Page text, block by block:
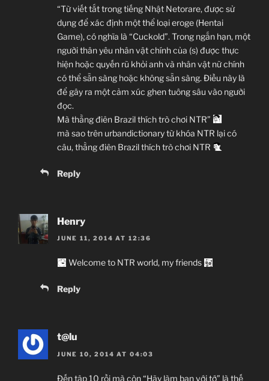
Nữ Sinh Lãng Quên Một Tuần Ký Ức.
“Từ viết tắt trong tiếng Nhật Netorare, được sử
dụng để xác định một thể loại eroge (Hentai
Game), có nghĩa là “Cuckold”. Trong ngắn hạn, một
người thân yêu nhân vật chính của (s) được thực
hiện hoặc quyến rũ khỏi anh và nhân vật nữ chính
có thể sẵn sàng hoặc không sẵn sàng. Điều này là
để gây ra một cảm xúc ghen tuông sâu vào người
đọc.
Mà thằng điên Brazil thích trò chơi NTR”
mà sao trên urbandictionary từ khóa NTR lại có
câu, thằng điên Brazil thích trò chơi NTR
Reply
Henry
JUNE 11, 2014 AT 12:36
Welcome to NTR world, my friends
Reply
t@lu
JUNE 10, 2014 AT 04:03
Đến tập 10 rồi mà còn “Hãy làm bạn với tớ” là thế